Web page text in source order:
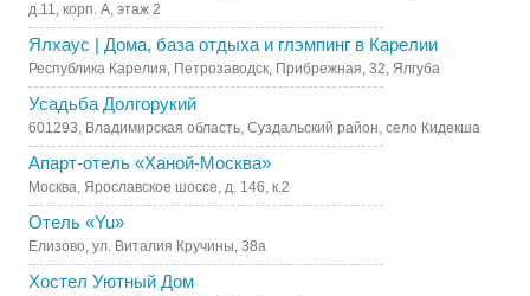
д.11, корп. А, этаж 2
Ялхаус | Дома, база отдыха и глэмпинг в Карелии
Республика Карелия, Петрозаводск, Прибрежная, 32, Ялгуба
Усадьба Долгорукий
601293, Владимирская область, Суздальский район, село Кидекша
Апарт-отель «Ханой-Москва»
Москва, Ярославское шоссе, д. 146, к.2
Отель «Yu»
Елизово, ул. Виталия Кручины, 38а
Хостел Уютный Дом